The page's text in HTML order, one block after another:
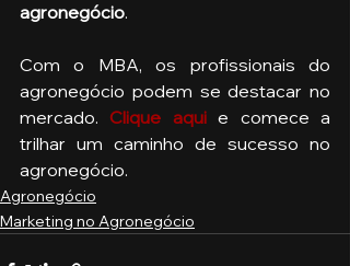
agronegócio.
Com o MBA, os profissionais do
agronegócio podem se destacar no
mercado. Clique aqui e comece a
trilhar um caminho de sucesso no
agronegócio.
Agronegócio
Marketing no Agronegócio